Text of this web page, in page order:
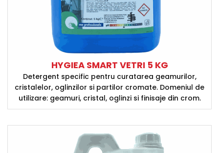
HYGIEA SMART VETRI 5 KG
Detergent specific pentru curatarea geamurilor,
cristalelor, oglinzilor si partilor cromate. Domeniul de
utilizare: geamuri, cristal, oglinzi si finisaje din crom.